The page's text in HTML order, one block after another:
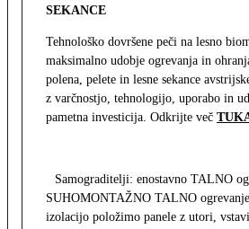
SEKANCE
Tehnološko dovršene peči na lesno
maksimalno udobje ogrevanja in
polena, pelete in lesne sekance
z varčnostjo, tehnologijo, uporabo in
pametna investicija. Odkrijte več
Samograditelji: enostavno TALNO
SUHOMONTAŽNO TALNO
izolacijo položimo panele z utori,